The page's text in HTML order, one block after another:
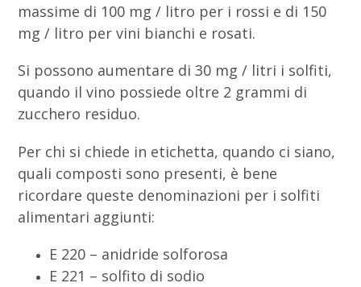
massime di 100 mg / litro per i rossi e di 150
mg / litro per vini bianchi e rosati.
Si possono aumentare di 30 mg / litri i solfiti,
quando il vino possiede oltre 2 grammi di
zucchero residuo.
Per chi si chiede in etichetta, quando ci siano,
quali composti sono presenti, è bene
ricordare queste denominazioni per i solfiti
alimentari aggiunti:
E 220 – anidride solforosa
E 221 – solfito di sodio